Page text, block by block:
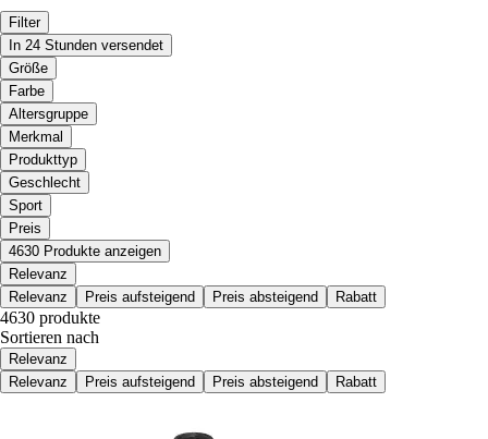
Filter
In 24 Stunden versendet
Größe
Farbe
Altersgruppe
Merkmal
Produkttyp
Geschlecht
Sport
Preis
4630 Produkte anzeigen
Relevanz
Relevanz
Preis aufsteigend Preis absteigend Rabatt
4630 produkte
Sortieren nach
Relevanz
Relevanz
Preis aufsteigend Preis absteigend Rabatt